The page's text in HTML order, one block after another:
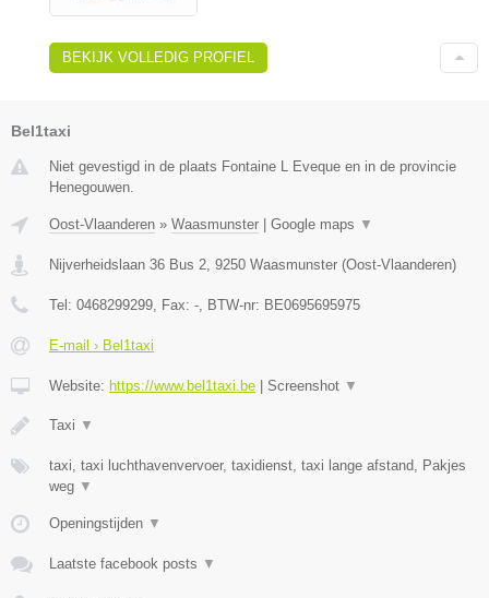
BEKIJK VOLLEDIG PROFIEL
Bel1taxi
Niet gevestigd in de plaats Fontaine L Eveque en in de provincie
Henegouwen.
Oost-Vlaanderen » Waasmunster Google maps ▼
Nijverheidslaan 36 Bus 2, 9250 Waasmunster (Oost-Vlaanderen)
Tel: 0468299299, Fax: -, BTW-nr: BE0695695975
E-mail › Bel1taxi
Website: https://www.bel1taxi.be Screenshot ▼
Taxi ▼
taxi, taxi luchthavenvervoer, taxidienst, taxi lange afstand, Pakjes
weg ▼
Openingstijden ▼
Laatste facebook posts ▼